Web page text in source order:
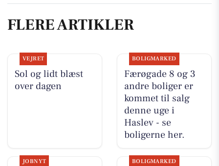
FLERE ARTIKLER
VEJRET
Sol og lidt blæst
over dagen
BOLIGMARKED
Færøgade 8 og 3
andre boliger er
kommet til salg
denne uge i
Haslev - se
boligerne her.
JOBNYT BOLIGMARKED